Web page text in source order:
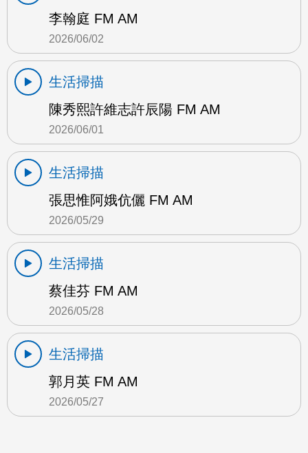
李翰庭 FM AM
2026/06/02
生活掃描
陳秀熙許維志許辰陽 FM AM
2026/06/01
生活掃描
張思惟阿娥伉儷 FM AM
2026/05/29
生活掃描
蔡佳芬 FM AM
2026/05/28
生活掃描
郭月英 FM AM
2026/05/27